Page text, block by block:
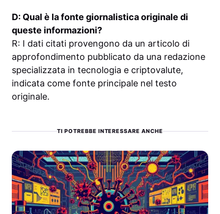
D: Qual è la fonte giornalistica originale di
queste informazioni?
R: I dati citati provengono da un articolo di
approfondimento pubblicato da una redazione
specializzata in tecnologia e criptovalute,
indicata come fonte principale nel testo
originale.
TI POTREBBE INTERESSARE ANCHE